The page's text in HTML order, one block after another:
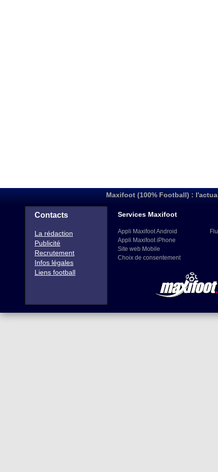
Maxifoot (100% Football) :
Contacts
La rédaction
Publicité
Recrutement
Infos légales
Liens football
Services Maxifoot
Appli Maxifoot Android
Appli Maxifoot iPhone
Site web Mobile
Choix de consentement